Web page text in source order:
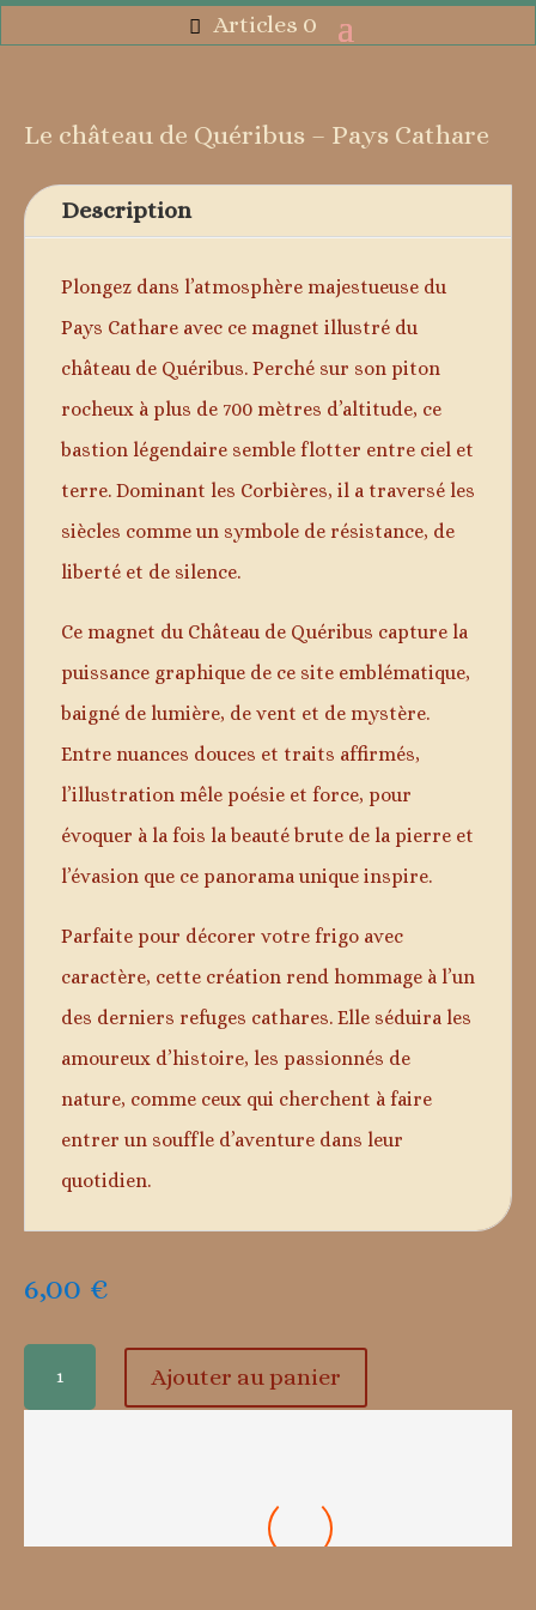
Articles 0
Le château de Quéribus – Pays Cathare
Description
Plongez dans l’atmosphère majestueuse du
Pays Cathare avec ce magnet illustré du
château de Quéribus. Perché sur son piton
rocheux à plus de 700 mètres d’altitude, ce
bastion légendaire semble flotter entre ciel et
terre. Dominant les Corbières, il a traversé les
siècles comme un symbole de résistance, de
liberté et de silence.
Ce magnet du Château de Quéribus capture la
puissance graphique de ce site emblématique,
baigné de lumière, de vent et de mystère.
Entre nuances douces et traits affirmés,
l’illustration mêle poésie et force, pour
évoquer à la fois la beauté brute de la pierre et
l’évasion que ce panorama unique inspire.
Parfaite pour décorer votre frigo avec
caractère, cette création rend hommage à l’un
des derniers refuges cathares. Elle séduira les
amoureux d’histoire, les passionnés de
nature, comme ceux qui cherchent à faire
entrer un souffle d’aventure dans leur
quotidien.
6,00 €
de
Ajouter au panier
6,00